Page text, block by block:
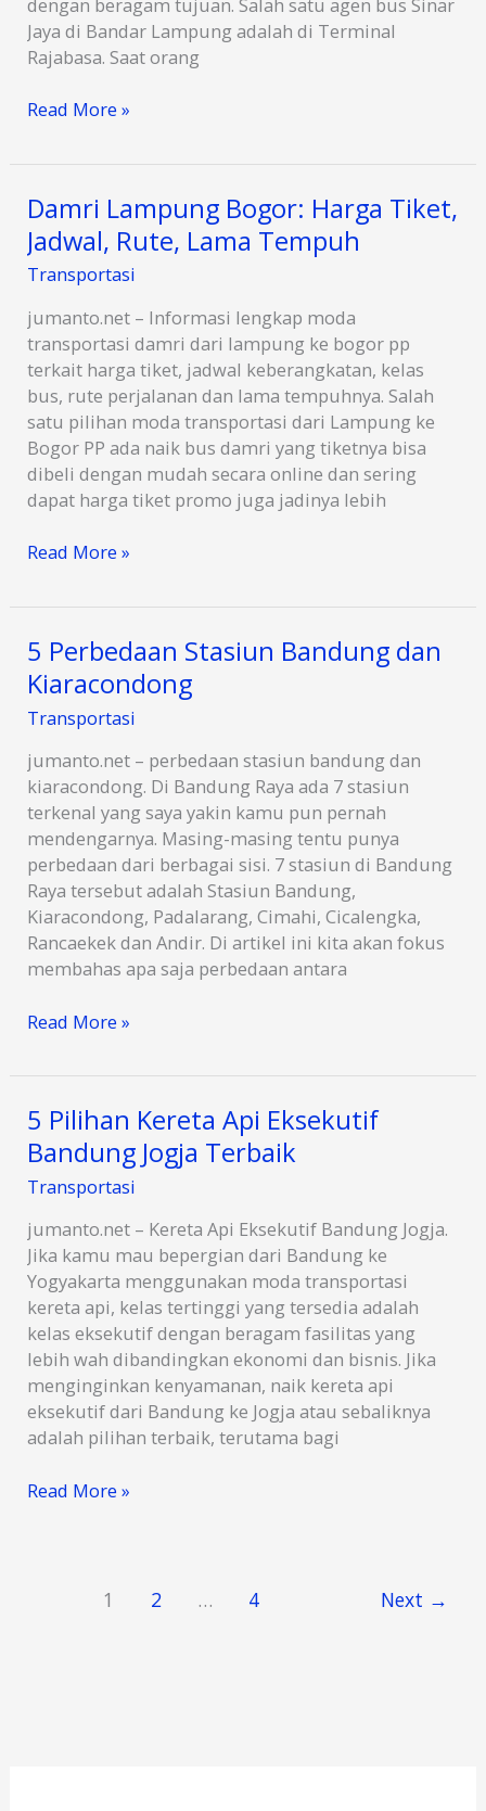
Jaya di Bandar Lampung adalah di Terminal
Rajabasa. Saat orang
Agen
Sinar
Rajabasa
Bandar
Lampung
Lokasi
&
No
Telp
Read More »
Damri Lampung Bogor: Harga Tiket,
Jadwal, Rute, Lama Tempuh
Transportasi
jumanto.net – Informasi lengkap moda
transportasi damri dari lampung ke bogor pp
terkait harga tiket, jadwal keberangkatan, kelas
bus, rute perjalanan dan lama tempuhnya. Salah
satu pilihan moda transportasi dari Lampung ke
Bogor PP ada naik bus damri yang tiketnya bisa
dibeli dengan mudah secara online dan sering
dapat harga tiket promo juga jadinya lebih
Damri
Bogor:
Tiket,
Jadwal,
Rute,
Lama
Tempuh
Read More »
5 Perbedaan Stasiun Bandung dan
Kiaracondong
Transportasi
jumanto.net – perbedaan stasiun bandung dan
kiaracondong. Di Bandung Raya ada 7 stasiun
terkenal yang saya yakin kamu pun pernah
mendengarnya. Masing-masing tentu punya
perbedaan dari berbagai sisi. 7 stasiun di Bandung
Raya tersebut adalah Stasiun Bandung,
Kiaracondong, Padalarang, Cimahi, Cicalengka,
Rancaekek dan Andir. Di artikel ini kita akan fokus
membahas apa saja perbedaan antara
5
Stasiun
dan
Kiaracondong
Read More »
5 Pilihan Kereta Api Eksekutif
Bandung Jogja Terbaik
Transportasi
jumanto.net – Kereta Api Eksekutif Bandung Jogja.
Jika kamu mau bepergian dari Bandung ke
Yogyakarta menggunakan moda transportasi
kereta api, kelas tertinggi yang tersedia adalah
kelas eksekutif dengan beragam fasilitas yang
lebih wah dibandingkan ekonomi dan bisnis. Jika
menginginkan kenyamanan, naik kereta api
eksekutif dari Bandung ke Jogja atau sebaliknya
adalah pilihan terbaik, terutama bagi
5
Eksekutif
Read More »
1 2 … 4 Next →